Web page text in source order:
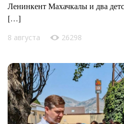
Ленинкент Махачкалы и два
[…]
8 августа 26298